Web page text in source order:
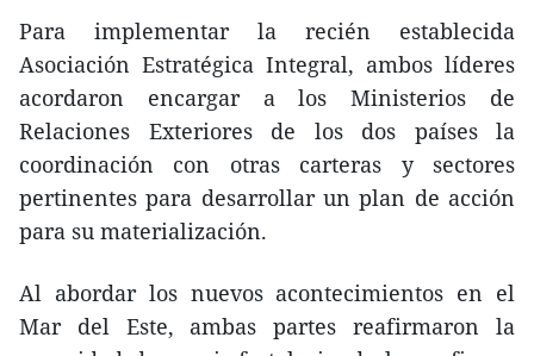
Para implementar la recién establecida
Asociación Estratégica Integral, ambos líderes
acordaron encargar a los Ministerios de
Relaciones Exteriores de los dos países la
coordinación con otras carteras y sectores
pertinentes para desarrollar un plan de acción
para su materialización.
Al abordar los nuevos acontecimientos en el
Mar del Este, ambas partes reafirmaron la